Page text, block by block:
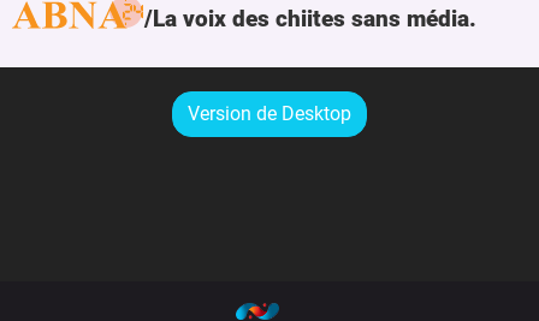
La voix des chiites sans média.
Version de Desktop